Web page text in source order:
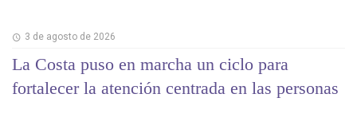
3 de agosto de 2026
La Costa puso en marcha un ciclo para
fortalecer la atención centrada en las personas